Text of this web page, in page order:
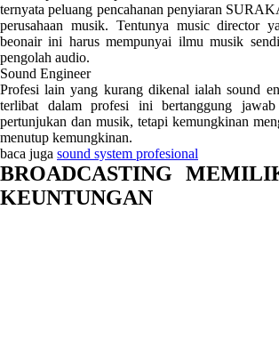
ternyata peluang pencahanan penyiaran
perusahaan musik. Tentunya music director
beonair ini harus mempunyai ilmu musik
pengolah audio.
Sound Engineer
Profesi lain yang kurang dikenal ialah sound
terlibat dalam profesi ini bertanggung
pertunjukan dan musik, tetapi kemungkinan
menutup kemungkinan.
baca juga sound system profesional
BROADCASTING
KEUNTUNGAN